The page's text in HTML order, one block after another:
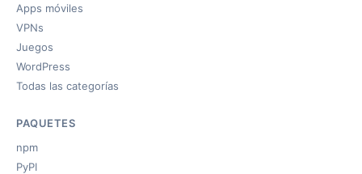
Apps móviles
VPNs
Juegos
WordPress
Todas las categorías
PAQUETES
npm
PyPI